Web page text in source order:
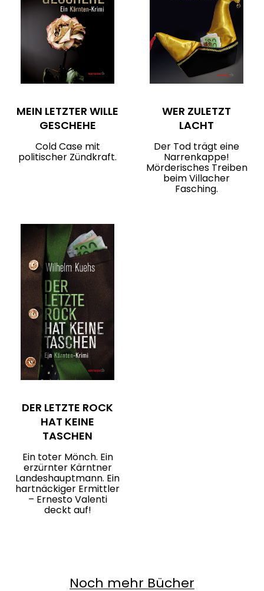
MEIN LETZTER WILLE
GESCHEHE
Cold Case mit
politischer Zündkraft.
WER ZULETZT
LACHT
Der Tod trägt eine
Narrenkappe!
Mörderisches Treiben
beim Villacher
Fasching.
DER LETZTE ROCK
HAT KEINE
TASCHEN
Ein toter Mönch. Ein
erzürnter Kärntner
Landeshauptmann. Ein
hartnäckiger Ermittler
– Ernesto Valenti
deckt auf!
Noch mehr Bücher